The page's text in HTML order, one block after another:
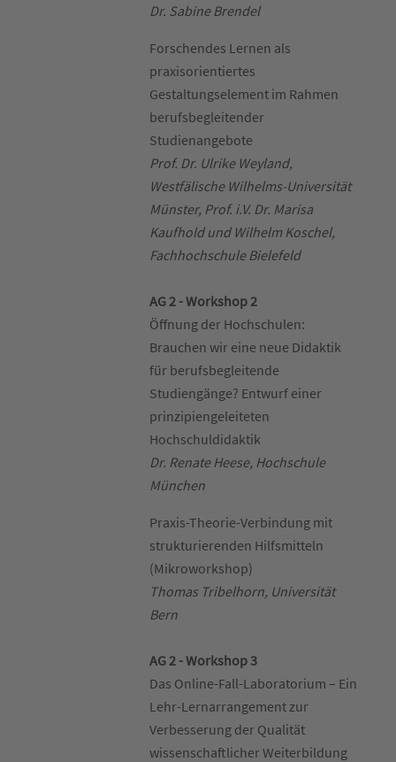
Dr. Sabine Brendel
Forschendes Lernen als
praxisorientiertes
Gestaltungselement im Rahmen
berufsbegleitender
Studienangebote
Prof. Dr. Ulrike Weyland,
Westfälische Wilhelms-Universität
Münster, Prof. i.V. Dr. Marisa
Kaufhold und Wilhelm Koschel,
Fachhochschule Bielefeld
AG 2 - Workshop 2
Öffnung der Hochschulen:
Brauchen wir eine neue Didaktik
für berufsbegleitende
Studiengänge? Entwurf einer
prinzipiengeleiteten
Hochschuldidaktik
Dr. Renate Heese, Hochschule
München
Praxis-Theorie-Verbindung mit
strukturierenden Hilfsmitteln
(Mikroworkshop)
Thomas Tribelhorn, Universität
Bern
AG 2 - Workshop 3
Das Online-Fall-Laboratorium – Ein
Lehr-Lernarrangement zur
Verbesserung der Qualität
wissenschaftlicher Weiterbildung